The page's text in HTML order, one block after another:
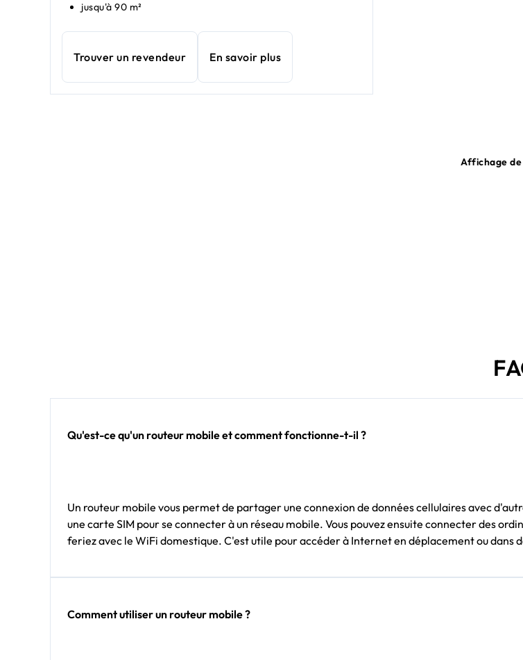
jusqu'à 90 m²
Trouver un revendeur En savoir plus
Affichage de
Qu'est-ce qu'un routeur mobile et comment fonctionne-t-il ?
Un routeur mobile vous permet de partager une connexion de données cellulaires avec
une carte SIM pour se connecter à un réseau mobile. Vous pouvez ensuite connecter des
feriez avec le WiFi domestique. C'est utile pour accéder à Internet en déplacement ou dans
Comment utiliser un routeur mobile ?